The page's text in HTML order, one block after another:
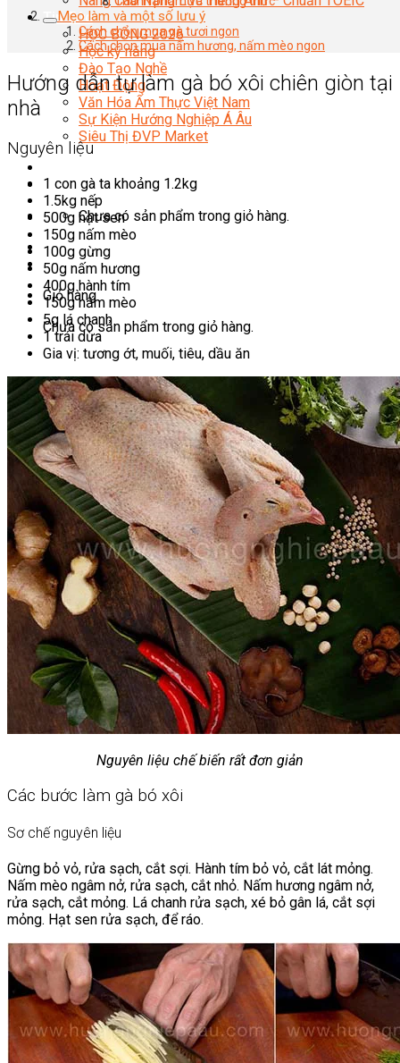
Tin Tức
HỌC BỔNG 2026
Học kỹ năng
Đào Tạo Nghề
Hoạt Động
Văn Hóa Ẩm Thực Việt Nam
Sự Kiện Hướng Nghiệp Á Âu
Siêu Thị ĐVP Market
Chưa có sản phẩm trong giỏ hàng.
Giỏ hàng
Chưa có sản phẩm trong giỏ hàng.
Mẹo làm và một số lưu ý
Cách chọn mua gà tươi ngon
Cách chọn mua nấm hương, nấm mèo ngon
Hướng dẫn tự làm gà bó xôi chiên giòn tại
nhà
Nguyên liệu
1 con gà ta khoảng 1.2kg
1.5kg nếp
500g hạt sen
150g nấm mèo
100g gừng
50g nấm hương
400g hành tím
150g nấm mèo
5g lá chanh
1 trái dừa
Gia vị: tương ớt, muối, tiêu, dầu ăn
Nguyên liệu chế biến rất đơn giản
Các bước làm gà bó xôi
Sơ chế nguyên liệu
Gừng bỏ vỏ, rửa sạch, cắt sợi. Hành tím bỏ vỏ, cắt lát mỏng.
Nấm mèo ngâm nở, rửa sạch, cắt nhỏ. Nấm hương ngâm nở,
rửa sạch, cắt mỏng. Lá chanh rửa sạch, xé bỏ gân lá, cắt sợi
mỏng. Hạt sen rửa sạch, để ráo.